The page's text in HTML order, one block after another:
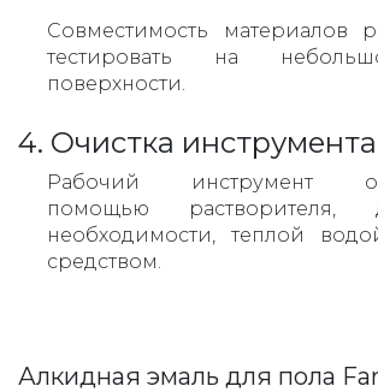
Совместимость материалов
тестировать на
поверхности.
4. Очистка инструмента
Рабочий инструмент
помощью растворителя,
необходимости, теплой
средством.
Алкидная эмаль для пола